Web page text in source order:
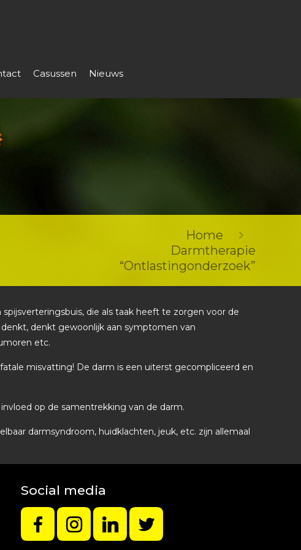
Casussen Nieuws
Home
Darmtherapie
“Ontlastingonderzoek”
die als taak heeft te zorgen voor de
denkt gewoonlijk aan symptomen van
etc.
misvatting! De darm is een uiterst gecompliceerd en
op de samentrekking van de darm.
darmsyndroom, huidklachten, jeuk, etc. zijn allemaal
Social media